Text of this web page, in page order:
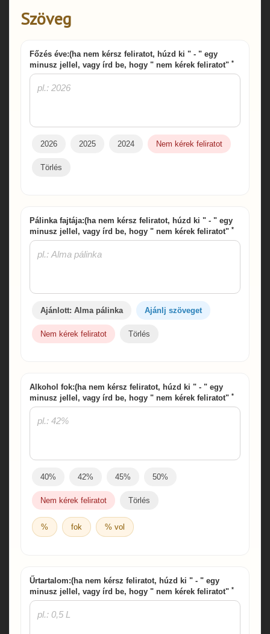
Szöveg
Főzés éve:(ha nem kérsz feliratot, húzd ki " - " egy
minusz jellel, vagy írd be, hogy " nem kérek feliratot" *
2026 2025 2024 Nem kérek feliratot
Törlés
Pálinka fajtája:(ha nem kérsz feliratot, húzd ki " - " egy
minusz jellel, vagy írd be, hogy " nem kérek feliratot" *
Ajánlott: Alma pálinka Ajánlj szöveget
Nem kérek feliratot Törlés
Alkohol fok:(ha nem kérsz feliratot, húzd ki " - " egy
minusz jellel, vagy írd be, hogy " nem kérek feliratot" *
40% 42% 45% 50%
Nem kérek feliratot Törlés
% fok % vol
Űrtartalom:(ha nem kérsz feliratot, húzd ki " - " egy
minusz jellel, vagy írd be, hogy " nem kérek feliratot" *